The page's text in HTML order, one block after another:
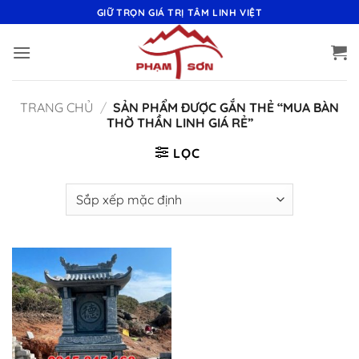
qua
nội
GIỮ TRỌN GIÁ TRỊ TÂM LINH VIỆT
TRANG CHỦ / SẢN PHẨM ĐƯỢC GẮN THẺ “MUA BÀN
THỜ THẦN LINH GIÁ RẺ”
LỌC